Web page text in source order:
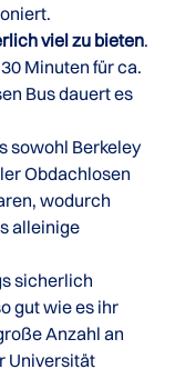
viel zu bieten.
Minuten für ca.
Bus dauert es
sowohl Berkeley
Obdachlosen
wodurch
alleinige
sicherlich
gut wie es ihr
Anzahl an
Universität